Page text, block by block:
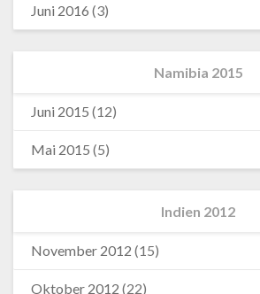
Juni 2016 (3)
Namibia 2015
Juni 2015 (12)
Mai 2015 (5)
Indien 2012
November 2012 (15)
Oktober 2012 (22)